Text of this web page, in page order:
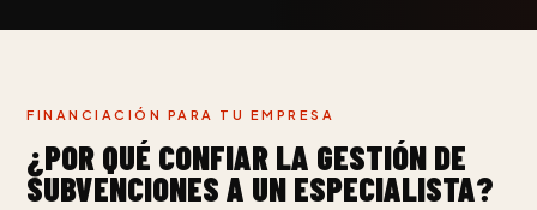
FINANCIACIÓN PARA TU EMPRESA
¿POR QUÉ CONFIAR LA GESTIÓN DE
SUBVENCIONES A UN ESPECIALISTA?